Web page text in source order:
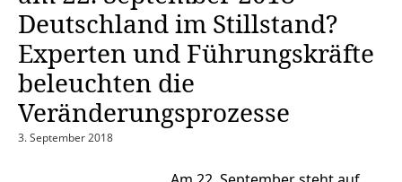
Deutschland im Stillstand?
Experten und Führungskräfte
beleuchten die
Veränderungsprozesse
3. September 2018